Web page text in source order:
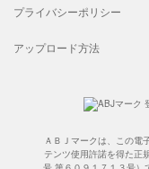
プライバシーポリシー
アップロード方法
ＡＢＪマークは、この電
テンツ使用許諾を得た正